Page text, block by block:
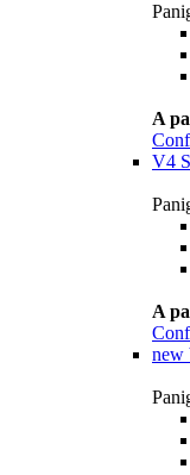
A
V4 S
A
new